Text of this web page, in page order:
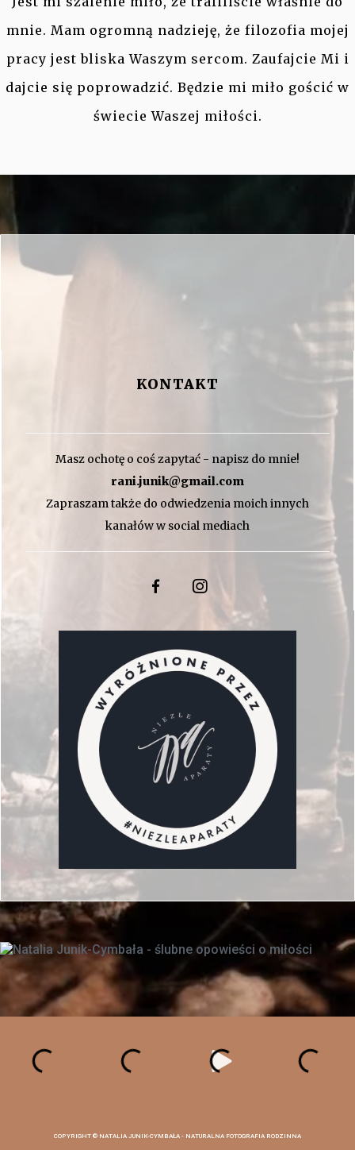
mnie. Mam ogromną nadzieję, że filozofia mojej
pracy jest bliska Waszym sercom. Zaufajcie Mi i
dajcie się poprowadzić. Będzie mi miło gościć w
świecie Waszej miłości.
KONTAKT
Masz ochotę o coś zapytać - napisz do mnie!
rani.junik@gmail.com
Zapraszam także do odwiedzenia moich innych
kanałów w social mediach
COPYRIGHT © NATALIA JUNIK-CYMBAŁA - NATURALNA FOTOGRAFIA RODZINNA